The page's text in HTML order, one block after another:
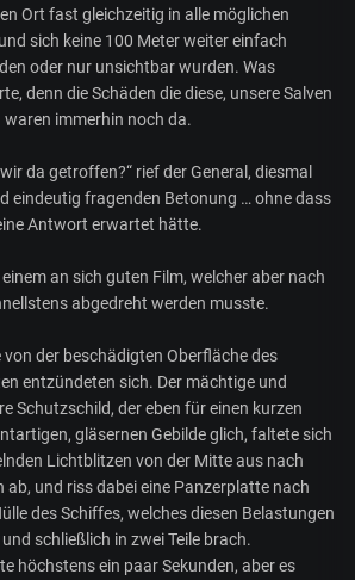
Ort fast gleichzeitig in alle möglichen
sich keine 100 Meter weiter einfach
oder nur unsichtbar wurden. Was
denn die Schäden die diese, unsere Salven
immerhin noch da.
da getroffen?“ rief der General, diesmal
eindeutig fragenden Betonung … ohne dass
Antwort erwartet hätte.
an sich guten Film, welcher aber nach
abgedreht werden musste.
von der beschädigten Oberfläche des
entzündeten sich. Der mächtige und
Schutzschild, der eben für einen kurzen
gläsernen Gebilde glich, faltete sich
Lichtblitzen von der Mitte aus nach
ab, und riss dabei eine Panzerplatte nach
des Schiffes, welches diesen Belastungen
schließlich in zwei Teile brach.
höchstens ein paar Sekunden, aber es